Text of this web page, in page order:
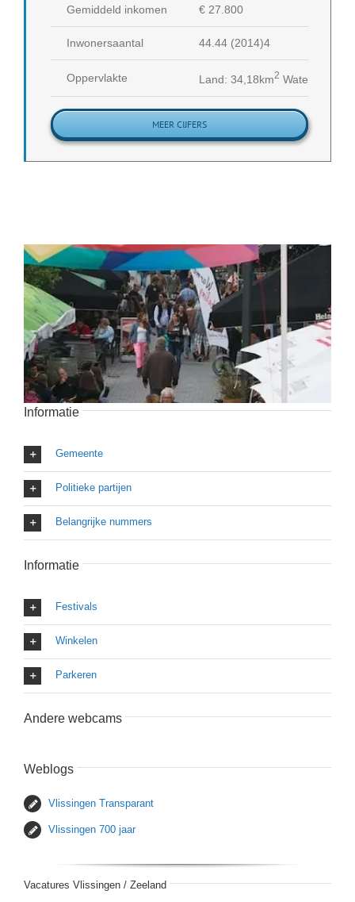
Gemiddeld inkomen € 27.800
Inwonersaantal 44.44 (2014)4
Oppervlakte Land: 34,18km2 Water 310,65
MEER CIJFERS
Informatie
Gemeente
Politieke partijen
Belangrijke nummers
Informatie
Festivals
Winkelen
Parkeren
Andere webcams
Weblogs
Vlissingen Transparant
Vlissingen 700 jaar
Vacatures Vlissingen / Zeeland